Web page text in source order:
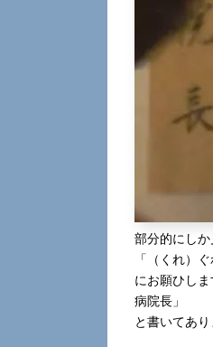
部分的にしか
「（くれ）
にお願ひしま
病院長」
と書いてあり